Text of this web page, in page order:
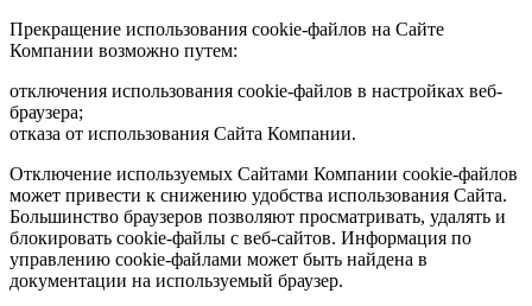
Прекращение использования cookie-файлов на Сайте
Компании возможно путем:
отключения использования cookie-файлов в настройках веб-
браузера;
отказа от использования Сайта Компании.
Отключение используемых Сайтами Компании cookie-файлов
может привести к снижению удобства использования Сайта.
Большинство браузеров позволяют просматривать, удалять и
блокировать cookie-файлы c веб-сайтов. Информация по
управлению cookie-файлами может быть найдена в
документации на используемый браузер.